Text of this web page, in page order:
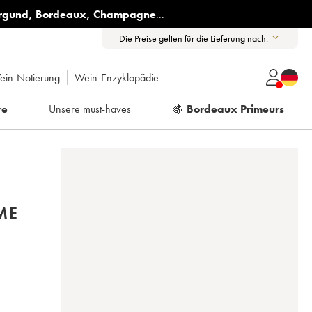
, Bordeaux, Champagne...
Die Preise gelten für die Lieferung nach:
Notierung Wein-Enzyklopädie
Unsere must-haves 🍇 Bordeaux Primeurs